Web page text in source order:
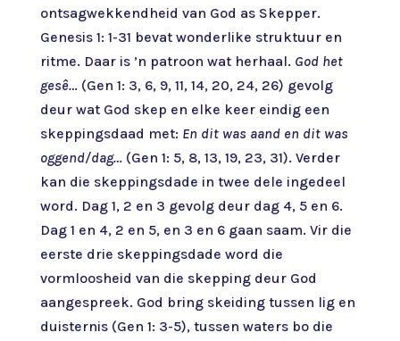
ontsagwekkendheid van God as Skepper.
Genesis 1: 1-31 bevat wonderlike struktuur en
ritme. Daar is ’n patroon wat herhaal. God het
gesê…(Gen 1: 3, 6, 9, 11, 14, 20, 24, 26) gevolg
deur wat God skep en elke keer eindig een
skeppingsdaad met: En dit was aand en dit was
oggend/dag…(Gen 1: 5, 8, 13, 19, 23, 31). Verder
kan die skeppingsdade in twee dele ingedeel
word. Dag 1, 2 en 3 gevolg deur dag 4, 5 en 6.
Dag 1 en 4, 2 en 5, en 3 en 6 gaan saam. Vir die
eerste drie skeppingsdade word die
vormloosheid van die skepping deur God
aangespreek. God bring skeiding tussen lig en
duisternis (Gen 1: 3-5), tussen waters bo die